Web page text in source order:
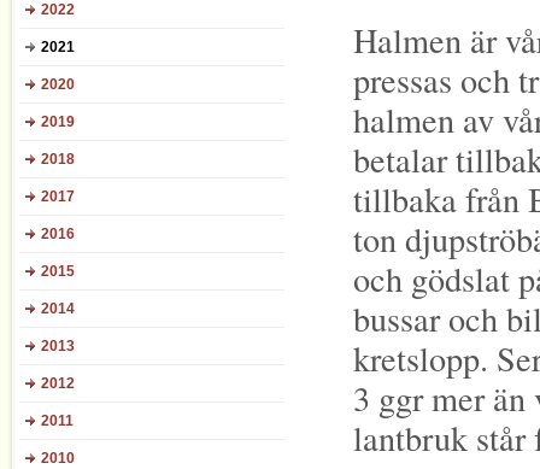
2022
2021
2020
2019
2018
2017
2016
2015
2014
2013
2012
2011
2010
Halmen är
pressas och
halmen av
betalar
tillbaka från
ton
och gödslat
bussar och
kretslopp.
3 ggr mer
lantbruk står